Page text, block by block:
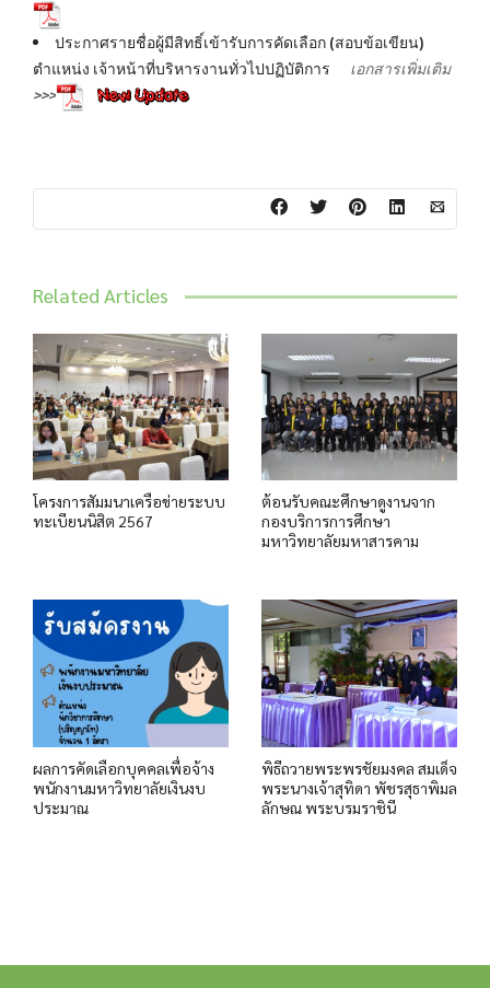
ประกาศรายชื่อผู้มีสิทธิ์เข้ารับการคัดเลือก (สอบข้อเขียน)
ตำแหน่ง เจ้าหน้าที่บริหารงานทั่วไปปฏิบัติการ เอกสารเพิ่มเติม
>>>
Related Articles
โครงการสัมมนาเครือข่ายระบบ
ทะเบียนนิสิต 2567
ต้อนรับคณะศึกษาดูงานจาก
กองบริการการศึกษา
มหาวิทยาลัยมหาสารคาม
ผลการคัดเลือกบุคคลเพื่อจ้าง
พนักงานมหาวิทยาลัยเงินงบ
ประมาณ
พิธีถวายพระพรชัยมงคล สมเด็จ
พระนางเจ้าสุทิดา พัชรสุธาพิมล
ลักษณ พระบรมราชินี